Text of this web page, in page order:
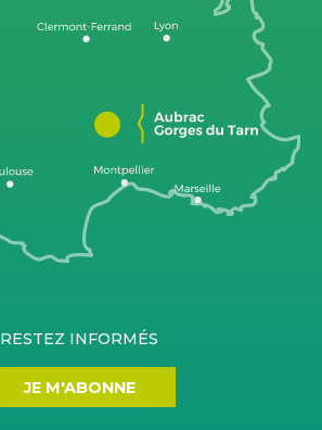
RESTEZ INFORMÉS
JE M'ABONNE